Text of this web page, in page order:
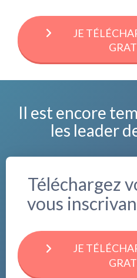
JE
Il est encore
les leader
Téléchargez
vous
JE